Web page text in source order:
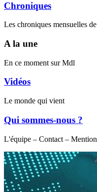
Chroniques
Les chroniques mensuelles
A la une
En ce moment sur Mdl
Vidéos
Le monde qui vient
Qui sommes-nous ?
L'équipe – Contact –